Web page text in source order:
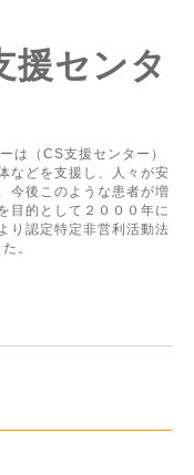
援センタ
は（CS支援センター）
などを支援し、人々が安
今後このような患者が増
目的として２０００年に
り認定特定非営利活動法
。